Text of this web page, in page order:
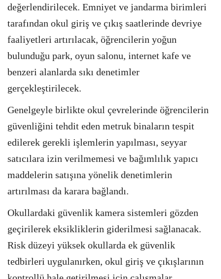
değerlendirilecek. Emniyet ve jandarma birimleri
tarafından okul giriş ve çıkış saatlerinde devriye
faaliyetleri artırılacak, öğrencilerin yoğun
bulunduğu park, oyun salonu, internet kafe ve
benzeri alanlarda sıkı denetimler
gerçekleştirilecek.
Genelgeyle birlikte okul çevrelerinde öğrencilerin
güvenliğini tehdit eden metruk binaların tespit
edilerek gerekli işlemlerin yapılması, seyyar
satıcılara izin verilmemesi ve bağımlılık yapıcı
maddelerin satışına yönelik denetimlerin
artırılması da karara bağlandı.
Okullardaki güvenlik kamera sistemleri gözden
geçirilerek eksikliklerin giderilmesi sağlanacak.
Risk düzeyi yüksek okullarda ek güvenlik
tedbirleri uygulanırken, okul giriş ve çıkışlarının